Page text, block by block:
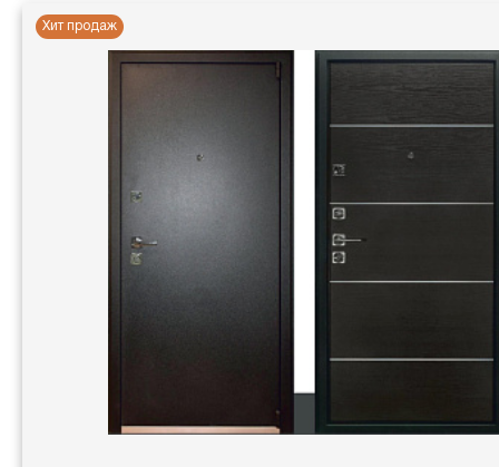
Хит продаж